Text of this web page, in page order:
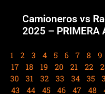
Camioneros vs
2025 – PRIMERA
1 2 3 4 5 6 7 8 9
17
18 19 20 21 22
30
31 32 33 34 35
43
44 45 46 47 48